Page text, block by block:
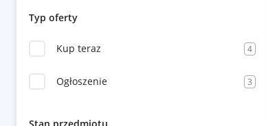
Typ oferty
Kup teraz 4
Ogłoszenie 3